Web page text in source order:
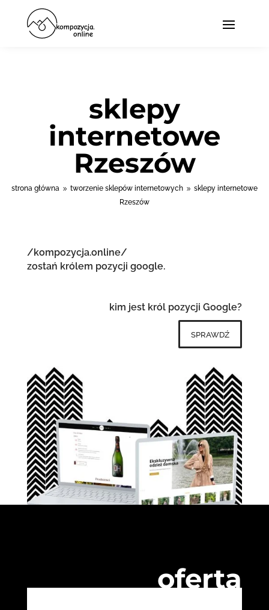
sklepy
internetowe
Rzeszów
strona główna 9 tworzenie sklepów internetowych 9 sklepy internetowe
Rzeszów
/kompozycja.online/
zostań królem pozycji google.
kim jest król pozycji Google?
sprawdź
oferta